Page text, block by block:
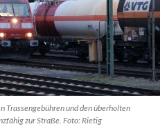
Trassengebühren und den überholten
zur Straße. Foto: Rietig